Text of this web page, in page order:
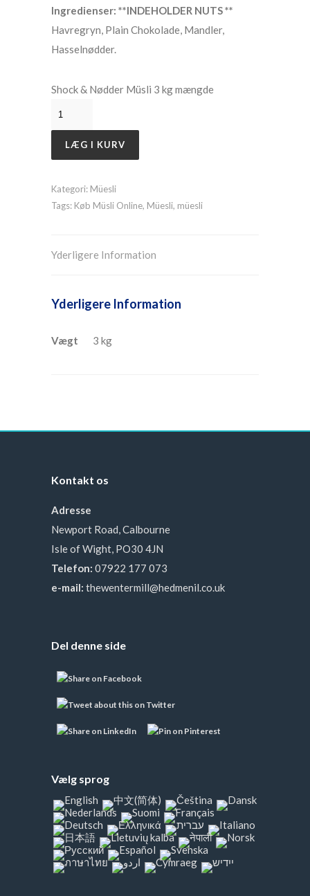
Ingredienser: **INDEHOLDER NUTS **
Havregryn, Plain Chokolade, Mandler,
Hasselnødder.
Shock & Nødder Müsli 3 kg mængde
LÆG I KURV
Kategori: Müesli
Tags: Køb Müsli Online, Müesli, müesli
Yderligere Information
Yderligere Information
Vægt 3 kg
Kontakt os
Adresse
Newport Road, Calbourne
Isle of Wight, PO30 4JN
Telefon: 07922 177 073
e-mail: thewentermill@hedmenil.co.uk
Del denne side
Vælg sprog